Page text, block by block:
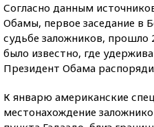
Согласно данным
Обамы, первое заседание в
судьбе заложников,
было известно, где
Президент Обама
К январю американские
местонахождение